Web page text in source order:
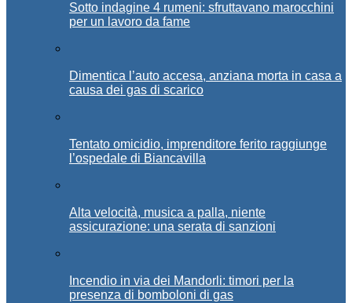
Sotto indagine 4 rumeni: sfruttavano marocchini
per un lavoro da fame
Dimentica l’auto accesa, anziana morta in casa a
causa dei gas di scarico
Tentato omicidio, imprenditore ferito raggiunge
l’ospedale di Biancavilla
Alta velocità, musica a palla, niente
assicurazione: una serata di sanzioni
Incendio in via dei Mandorli: timori per la
presenza di bomboloni di gas